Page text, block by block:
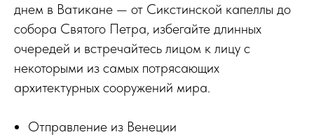
днем в Ватикане — от Сикстинской капеллы до
собора Святого Петра, избегайте длинных
очередей и встречайтесь лицом к лицу с
некоторыми из самых потрясающих
архитектурных сооружений мира.
Отправление из Венеции